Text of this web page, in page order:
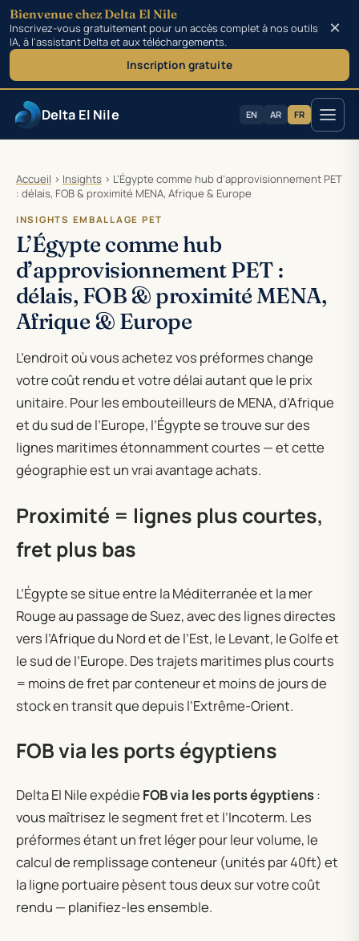
Delta El Nile EN AR FR
Accueil › Insights › L’Égypte comme hub d’approvisionnement PET
: délais, FOB & proximité MENA, Afrique & Europe
INSIGHTS EMBALLAGE PET
L’Égypte comme hub
d’approvisionnement PET :
délais, FOB & proximité MENA,
Afrique & Europe
L’endroit où vous achetez vos préformes change
votre coût rendu et votre délai autant que le prix
unitaire. Pour les embouteilleurs de MENA, d’Afrique
et du sud de l’Europe, l’Égypte se trouve sur des
lignes maritimes étonnamment courtes — et cette
géographie est un vrai avantage achats.
Proximité = lignes plus courtes,
fret plus bas
L’Égypte se situe entre la Méditerranée et la mer
Rouge au passage de Suez, avec des lignes directes
vers l’Afrique du Nord et de l’Est, le Levant, le Golfe et
le sud de l’Europe. Des trajets maritimes plus courts
= moins de fret par conteneur et moins de jours de
stock en transit que depuis l’Extrême-Orient.
FOB via les ports égyptiens
Delta El Nile expédie FOB via les ports égyptiens:
vous maîtrisez le segment fret et l’Incoterm. Les
préformes étant un fret léger pour leur volume, le
calcul de remplissage conteneur (unités par 40ft) et
la ligne portuaire pèsent tous deux sur votre coût
rendu — planifiez-les ensemble.
Bienvenue chez Delta El Nile
Inscrivez-vous gratuitement pour un accès complet à nos outils
IA, à l'assistant Delta et aux téléchargements.
Inscription gratuite
×